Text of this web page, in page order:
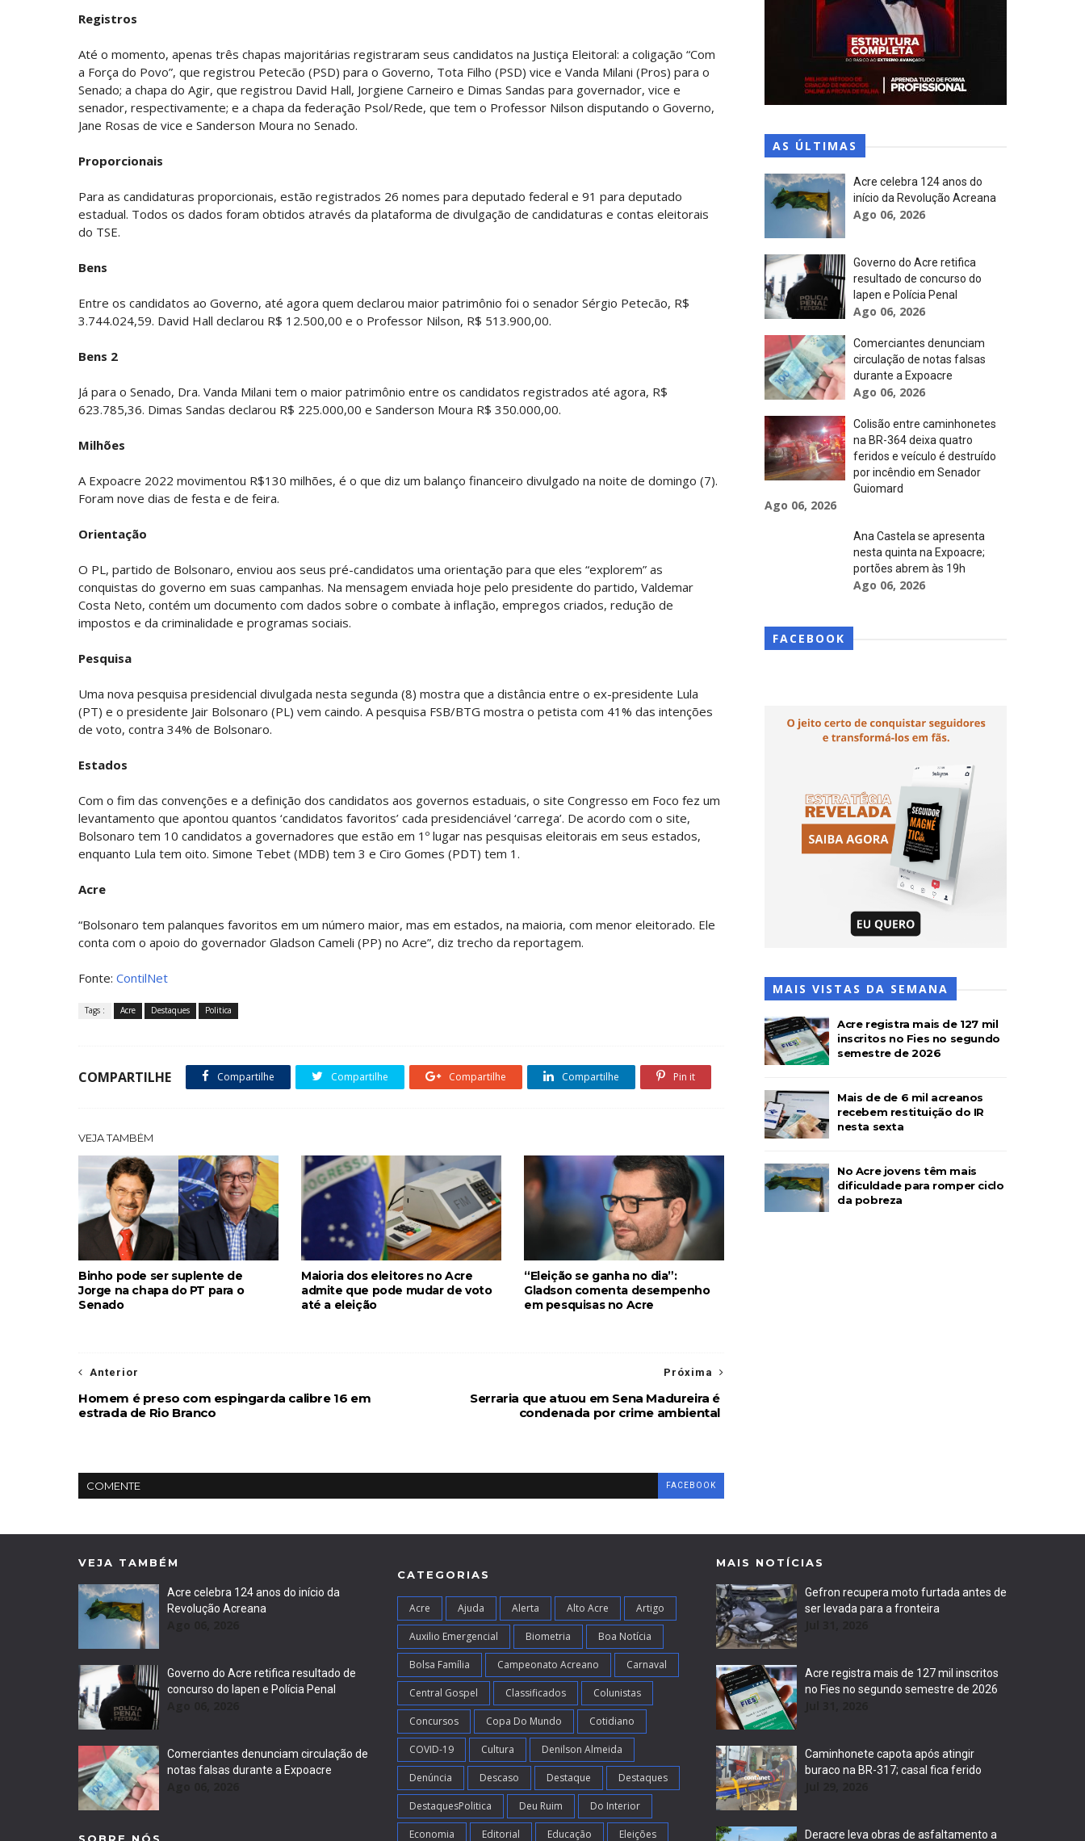
Registros
Até o momento, apenas três chapas majoritárias registraram seus candidatos na Justiça Eleitoral: a coligação “Com
a Força do Povo”, que registrou Petecão (PSD) para o Governo, Tota Filho (PSD) vice e Vanda Milani (Pros) para o
Senado; a chapa do Agir, que registrou David Hall, Jorgiene Carneiro e Dimas Sandas para governador, vice e
senador, respectivamente; e a chapa da federação Psol/Rede, que tem o Professor Nilson disputando o Governo,
Jane Rosas de vice e Sanderson Moura no Senado.
Proporcionais
Para as candidaturas proporcionais, estão registrados 26 nomes para deputado federal e 91 para deputado
estadual. Todos os dados foram obtidos através da plataforma de divulgação de candidaturas e contas eleitorais
do TSE.
Bens
Entre os candidatos ao Governo, até agora quem declarou maior patrimônio foi o senador Sérgio Petecão, R$
3.744.024,59. David Hall declarou R$ 12.500,00 e o Professor Nilson, R$ 513.900,00.
Bens 2
Já para o Senado, Dra. Vanda Milani tem o maior patrimônio entre os candidatos registrados até agora, R$
623.785,36. Dimas Sandas declarou R$ 225.000,00 e Sanderson Moura R$ 350.000,00.
Milhões
A Expoacre 2022 movimentou R$130 milhões, é o que diz um balanço financeiro divulgado na noite de domingo (7).
Foram nove dias de festa e de feira.
Orientação
O PL, partido de Bolsonaro, enviou aos seus pré-candidatos uma orientação para que eles “explorem” as
conquistas do governo em suas campanhas. Na mensagem enviada hoje pelo presidente do partido, Valdemar
Costa Neto, contém um documento com dados sobre o combate à inflação, empregos criados, redução de
impostos e da criminalidade e programas sociais.
Pesquisa
Uma nova pesquisa presidencial divulgada nesta segunda (8) mostra que a distância entre o ex-presidente Lula
(PT) e o presidente Jair Bolsonaro (PL) vem caindo. A pesquisa FSB/BTG mostra o petista com 41% das intenções
de voto, contra 34% de Bolsonaro.
Estados
Com o fim das convenções e a definição dos candidatos aos governos estaduais, o site Congresso em Foco fez um
levantamento que apontou quantos ‘candidatos favoritos’ cada presidenciável ‘carrega’. De acordo com o site,
Bolsonaro tem 10 candidatos a governadores que estão em 1º lugar nas pesquisas eleitorais em seus estados,
enquanto Lula tem oito. Simone Tebet (MDB) tem 3 e Ciro Gomes (PDT) tem 1.
Acre
“Bolsonaro tem palanques favoritos em um número maior, mas em estados, na maioria, com menor eleitorado. Ele
conta com o apoio do governador Gladson Cameli (PP) no Acre”, diz trecho da reportagem.
Fonte: ContilNet
Tags : Acre Destaques Politica
COMPARTILHE Compartilhe Compartilhe Compartilhe Compartilhe Pin it
VEJA TAMBÉM
Binho pode ser suplente de
Jorge na chapa do PT para o
Senado
Maioria dos eleitores no Acre
admite que pode mudar de voto
até a eleição
“Eleição se ganha no dia”:
Gladson comenta desempenho
em pesquisas no Acre
Próxima
Serraria que atuou em Sena Madureira é
condenada por crime ambiental
Anterior
Homem é preso com espingarda calibre 16 em
estrada de Rio Branco
COMENTE FACEBOOK
AS ÚLTIMAS
Acre celebra 124 anos do
início da Revolução Acreana
Ago 06, 2026
Governo do Acre retifica
resultado de concurso do
Iapen e Polícia Penal
Ago 06, 2026
Comerciantes denunciam
circulação de notas falsas
durante a Expoacre
Ago 06, 2026
Colisão entre caminhonetes
na BR-364 deixa quatro
feridos e veículo é destruído
por incêndio em Senador
Guiomard
Ago 06, 2026
Ana Castela se apresenta
nesta quinta na Expoacre;
portões abrem às 19h
Ago 06, 2026
FACEBOOK
MAIS VISTAS DA SEMANA
Acre registra mais de 127 mil
inscritos no Fies no segundo
semestre de 2026
Mais de de 6 mil acreanos
recebem restituição do IR
nesta sexta
No Acre jovens têm mais
dificuldade para romper ciclo
da pobreza
VEJA TAMBÉM
Acre celebra 124 anos do início da
Revolução Acreana
Governo do Acre retifica resultado de
concurso do Iapen e Polícia Penal
Comerciantes denunciam circulação de
notas falsas durante a Expoacre
CATEGORIAS
Acre Ajuda Alerta Alto Acre Artigo
Auxilio Emergencial Biometria Boa Notícia
Bolsa Família Campeonato Acreano Carnaval
Central Gospel Classificados Colunistas
Concursos Copa Do Mundo Cotidiano
COVID-19 Cultura Denilson Almeida
Denúncia Descaso Destaque Destaques
DestaquesPolitica Deu Ruim Do Interior
Economia Editorial Educação Eleições
MAIS NOTÍCIAS
Gefron recupera moto furtada antes de
ser levada para a fronteira
Acre registra mais de 127 mil inscritos
no Fies no segundo semestre de 2026
Caminhonete capota após atingir
buraco na BR-317; casal fica ferido
Deracre leva obras de asfaltamento a